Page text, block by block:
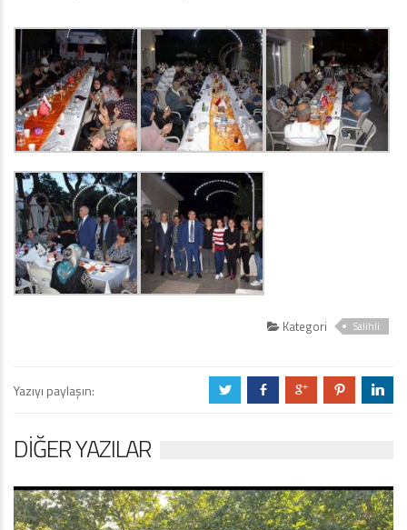
Kategori Salihli
Yazıyı paylaşın: a b c d j
DIĞER YAZILAR